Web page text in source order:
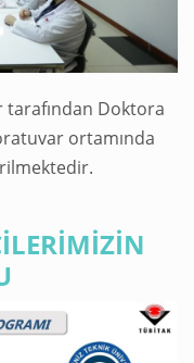
tarafından Doktora
ortamında